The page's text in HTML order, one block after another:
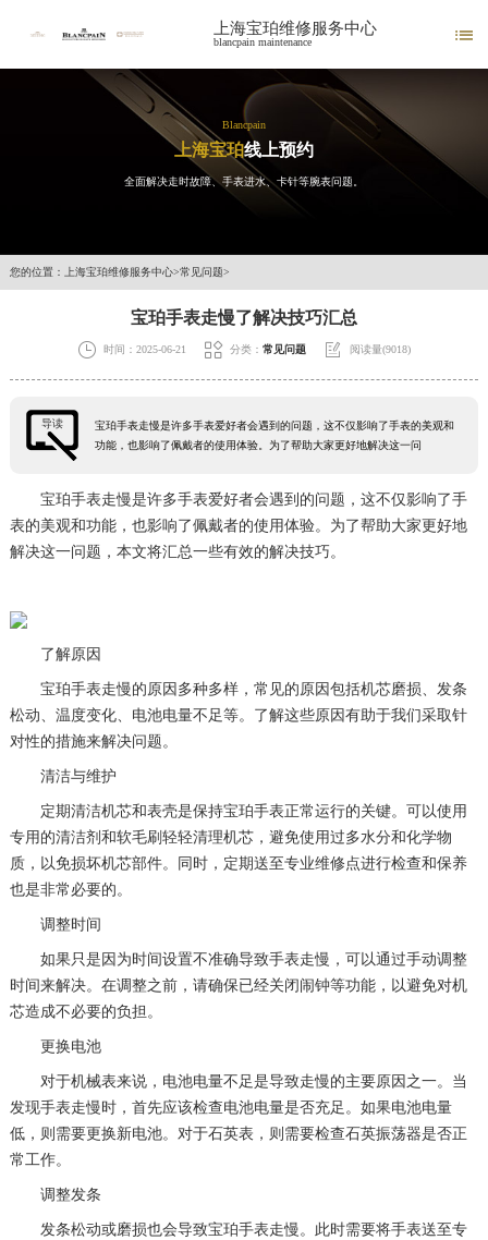
上海宝珀维修服务中心
blancpain maintenance 
Blancpain
上海宝珀线上预约
全面解决走时故障、手表进水、卡针等腕表问题。
您的位置： 上海宝珀维修服务中心>常见问题>
宝珀手表走慢了解决技巧汇总
 时间：2025-06-21  分类： 常见问题  阅读量(9018)
导读
宝珀手表走慢是许多手表爱好者会遇到的问题，这不仅影响了手表的美观和
功能，也影响了佩戴者的使用体验。为了帮助大家更好地解决这一问
宝珀手表走慢是许多手表爱好者会遇到的问题，这不仅影响了手
表的美观和功能，也影响了佩戴者的使用体验。为了帮助大家更好地
解决这一问题，本文将汇总一些有效的解决技巧。
了解原因
宝珀手表走慢的原因多种多样，常见的原因包括机芯磨损、发条
松动、温度变化、电池电量不足等。了解这些原因有助于我们采取针
对性的措施来解决问题。
清洁与维护
定期清洁机芯和表壳是保持宝珀手表正常运行的关键。可以使用
专用的清洁剂和软毛刷轻轻清理机芯，避免使用过多水分和化学物
质，以免损坏机芯部件。同时，定期送至专业维修点进行检查和保养
也是非常必要的。
调整时间
如果只是因为时间设置不准确导致手表走慢，可以通过手动调整
时间来解决。在调整之前，请确保已经关闭闹钟等功能，以避免对机
芯造成不必要的负担。
更换电池
对于机械表来说，电池电量不足是导致走慢的主要原因之一。当
发现手表走慢时，首先应该检查电池电量是否充足。如果电池电量
低，则需要更换新电池。对于石英表，则需要检查石英振荡器是否正
常工作。
调整发条
发条松动或磨损也会导致宝珀手表走慢。此时需要将手表送至专